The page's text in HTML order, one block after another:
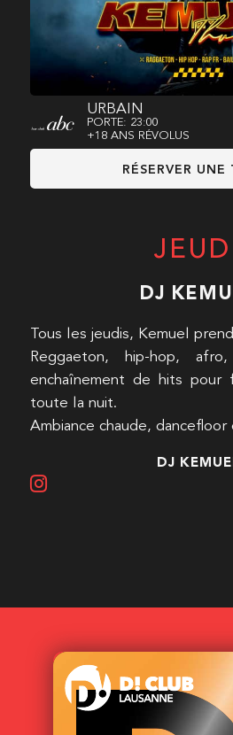
URBAIN
PORTE: 23:00
+18 ANS RÉVOLUS
RÉSERVER UNE
JEUDI
DJ
Tous les jeudis, Kemuel
Reggaeton, hip-hop,
enchaînement de hits pour
toute la nuit.
Ambiance chaude, dancefloor
DJ